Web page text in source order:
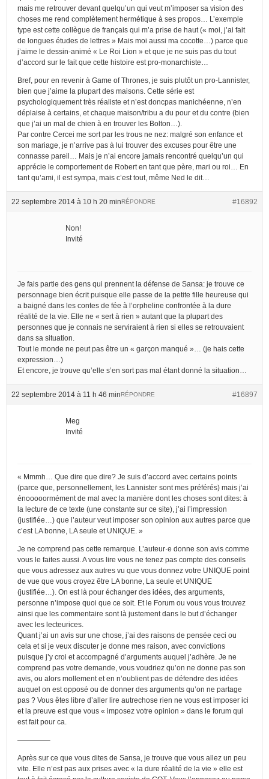
mais me retrouver devant quelqu’un qui veut m’imposer sa vision des
choses me rend complètement hermétique à ses propos… L’exemple
type est cette collègue de français qui m’a prise de haut (« moi, j’ai fait
de longues études de lettres » Mais moi aussi ma cocotte…) parce que
j’aime le dessin-animé « Le Roi Lion » et que je ne suis pas du tout
d’accord sur le fait que cette histoire est pro-monarchiste…
Bref, pour en revenir à Game of Thrones, je suis plutôt un pro-Lannister,
bien que j’aime la plupart des maisons. Cette série est
psychologiquement très réaliste et n’est doncpas manichéenne, n’en
déplaise à certains, et chaque maison/tribu a du pour et du contre (bien
que j’ai un mal de chien à en trouver les Bolton…).
Par contre Cercei me sort par les trous ne nez: malgré son enfance et
son mariage, je n’arrive pas à lui trouver des excuses pour être une
connasse pareil… Mais je n’ai encore jamais rencontré quelqu’un qui
apprécie le comportement de Robert en tant que père, mari ou roi… En
tant qu’ami, il est sympa, mais c’est tout, même Ned le dit…
22 septembre 2014 à 10 h 20 min #16892
RÉPONDRE
Non!
Invité
Je fais partie des gens qui prennent la défense de Sansa: je trouve ce
personnage bien écrit puisque elle passe de la petite fille heureuse qui
a baigné dans les contes de fée à l’orpheline confrontée à la dure
réalité de la vie. Elle ne « sert à rien » autant que la plupart des
personnes que je connais ne serviraient à rien si elles se retrouvaient
dans sa situation.
Tout le monde ne peut pas être un « garçon manqué »… (je hais cette
expression…)
Et encore, je trouve qu’elle s’en sort pas mal étant donné la situation…
22 septembre 2014 à 11 h 46 min #16897
RÉPONDRE
Meg
Invité
« Mmmh… Que dire que dire? Je suis d’accord avec certains points
(parce que, personnellement, les Lannister sont mes préférés) mais j’ai
énooooormément de mal avec la manière dont les choses sont dites: à
la lecture de ce texte (une constante sur ce site), j’ai l’impression
(justifiée…) que l’auteur veut imposer son opinion aux autres parce que
c’est LA bonne, LA seule et UNIQUE. »
Je ne comprend pas cette remarque. L’auteur·e donne son avis comme
vous le faites aussi. A vous lire vous ne tenez pas compte des conseils
que vous adressez aux autres vu que vous donnez votre UNIQUE point
de vue que vous croyez être LA bonne, La seule et UNIQUE
(justifiée…). On est là pour échanger des idées, des arguments,
personne n’impose quoi que ce soit. Et le Forum ou vous vous trouvez
ainsi que les commentaire sont là justement dans le but d’échanger
avec les lecteurices.
Quant j’ai un avis sur une chose, j’ai des raisons de pensée ceci ou
cela et si je veux discuter je donne mes raison, avec convictions
puisque j’y croi et accompagné d’arguments auquel j’adhère. Je ne
comprend pas votre demande, vous voudriez qu’on ne donne pas son
avis, ou alors mollement et en n’oublient pas de défendre des idées
auquel on est opposé ou de donner des arguments qu’on ne partage
pas ? Vous êtes libre d’aller lire autrechose rien ne vous est imposer ici
et la preuve est que vous « imposez votre opinion » dans le forum qui
est fait pour ca.
————–
Après sur ce que vous dites de Sansa, je trouve que vous allez un peu
vite. Elle n’est pas aux prises avec « la dure réalité de la vie » elle est